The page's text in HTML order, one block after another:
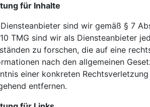
für Inhalte
sind wir gemäß § 7
TMG sind wir als Diensteanbieter
zu forschen, die auf eine
nach den allgemeinen
einer konkreten
entfernen.